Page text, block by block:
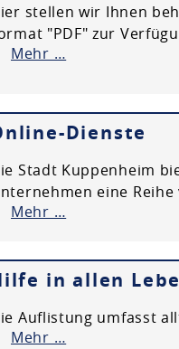
stellen wir Ihnen
"PDF" zur
Mehr …
Dienste
Stadt Kuppenheim
eine
Mehr …
in allen
Auflistung umfasst
Mehr …